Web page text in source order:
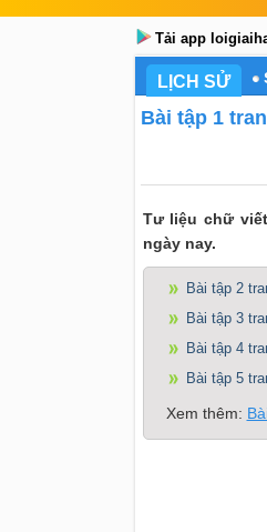
Tải app
LỊCH SỬ
Bài tập 1
Tư liệu chữ
ngày nay.
Bài tập 2
Bài tập 3
Bài tập 4
Bài tập 5
Xem thêm: